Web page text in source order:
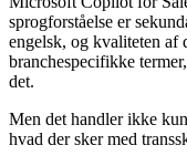
sprogforståelse er
engelsk, og kvaliteten af
branchespecifikke
det.
Men det handler ikke
hvad der sker med